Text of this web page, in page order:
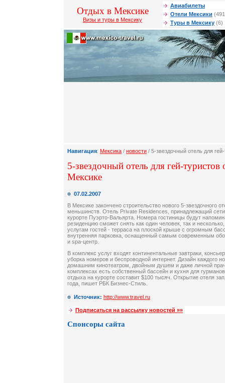
Отдых в Мексике
Визы и туры в Мексику
Авиабилеты
Отели Мексики
Туры в Мексику (6)
Навигация: Мексика / новости / 5-звездочный отель для
5-звездочный отель для гей-туристов
Мексике
07.02.2007
В Мексике закончено строительство нового 5-звездочного
меньшинств. Отель Private Residences, принадлежащий
курорте Пуэрто-Вальярта. Номера гостиницы будут
резиденцию сможет снять как один человек, так и
услугам гостей - терраса на плоской крыше с огромным
внутренняя парковка, оснащенный самым современным
и spa-центр.
В комплекс услуг входят континентальные завтраки,
уборка номеров и беспроводной интернет. Дизайн каждого
домашним кинотеатром, двойным душем и даже личной
комплексах есть собственный бассейн и кухня для
отдыха на курорте составит $100 тысяч. Открытие отеля
года, пишет РБК Бизнес-Стиль.
Источник: http://www.travel.ru
Подписаться на рассылку новостей »»
Спонсоры сайта